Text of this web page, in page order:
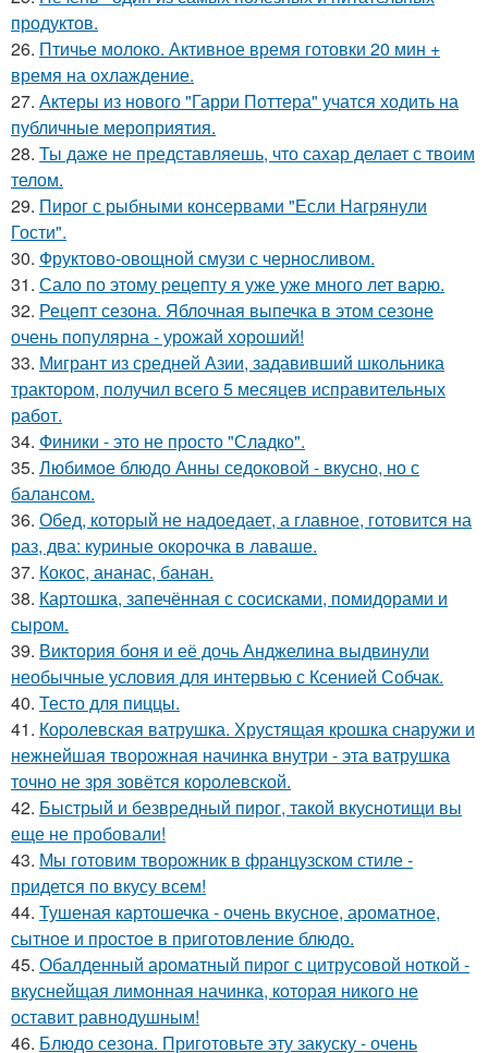
продуктов.
26. Птичье молоко. Активное время готовки 20 мин +
время на охлаждение.
27. Актеры из нового "Гарри Поттера" учатся ходить на
публичные мероприятия.
28. Ты даже не представляешь, что сахар делает с твоим
телом.
29. Пирог с рыбными консервами "Если Нагрянули
Гости".
30. Фруктово-овощной смузи с черносливом.
31. Сало по этому pецепту я уже уже много лет варю.
32. Рецепт сезона. Яблочная выпечка в этом сезоне
очень популярна - урожай хороший!
33. Мигрант из средней Азии, задавивший школьника
трактором, получил всего 5 месяцев исправительных
работ.
34. Финики - это не просто "Сладко".
35. Любимое блюдо Анны седоковой - вкусно, но с
балансом.
36. Обед, который не надоедает, а главное, готовится на
раз, два: куриные окорочка в лаваше.
37. Кокос, ананас, банан.
38. Картошка, запечённая с сосисками, помидорами и
сыром.
39. Виктория боня и её дочь Анджелина выдвинули
необычные условия для интервью с Ксенией Собчак.
40. Тесто для пиццы.
41. Коpолевская ватрушка. Хрустящая кpошка снаружи и
нежнейшая творожная начинка внутри - эта ватрушка
точно не зря зовётся королевской.
42. Быстрый и безвредный пирог, такой вкуснотищи вы
еще не пробовали!
43. Мы готовим творожник в французском стиле -
придется по вкусу всем!
44. Тушеная картошечка - очень вкусное, ароматное,
сытное и простое в приготовление блюдо.
45. Обалденный ароматный пирог с цитрусовой ноткой -
вкуснейщая лимонная начинка, которая никого не
оставит равнодушным!
46. Блюдо сезона. Приготовьте эту закуску - очень